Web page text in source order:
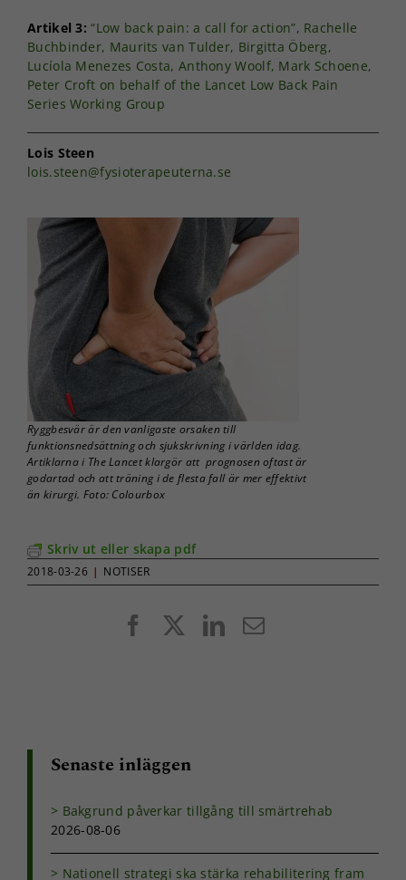
Artikel 3: “Low back pain: a call for action”, Rachelle
Buchbinder, Maurits van Tulder, Birgitta Öberg,
Lucíola Menezes Costa, Anthony Woolf, Mark Schoene,
Peter Croft on behalf of the Lancet Low Back Pain
Series Working Group
Lois Steen
lois.steen@fysioterapeuterna.se
Ryggbesvär är den vanligaste orsaken till
funktionsnedsättning och sjukskrivning i världen idag.
Artiklarna i The Lancet klargör att prognosen oftast är
godartad och att träning i de flesta fall är mer effektivt
än kirurgi. Foto: Colourbox
Skriv ut eller skapa pdf
2018-03-26 | NOTISER
FacebookLinkedIn
E-
Senaste inläggen
Bakgrund påverkar tillgång till smärtrehab
2026-08-06
Nationell strategi ska stärka rehabilitering fram
behövs för
att hemsidan
taget ska
fungera.
uppbyggnad,
hur
hemsidan